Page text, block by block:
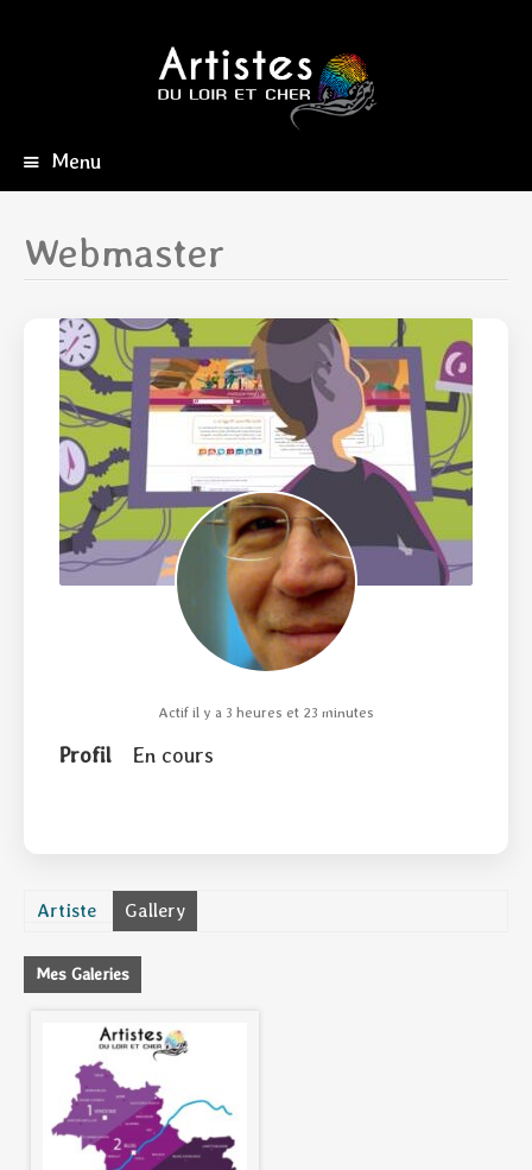
Menu
principal
Webmaster
Actif il y a 3 heures et 23 minutes
Profil En cours
Artiste Gallery
Mes Galeries